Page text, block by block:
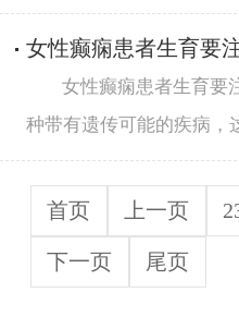
女性癫痫患者生育要
女性癫痫患者生育要
种带有遗传可能的疾病，
首页 上一页
下一页 尾页